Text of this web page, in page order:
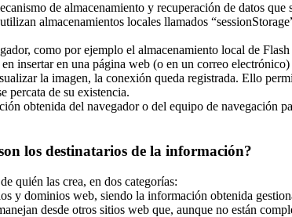
de almacenamiento y recuperación de datos
almacenamientos locales llamados
como por ejemplo el almacenamiento local de
insertar en una página web (o en un correo
la imagen, la conexión queda registrada. Ello
percata de su existencia.
obtenida del navegador o del equipo de navegación
los destinatarios de la información?
quién las crea, en dos categorías:
y dominios web, siendo la información obtenida
desde otros sitios web que, aunque no están